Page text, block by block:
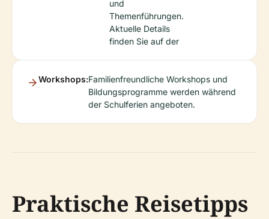
und
Themenführungen.
Aktuelle Details
finden Sie auf der
Workshops:Familienfreundliche Workshops und
Bildungsprogramme werden während
der Schulferien angeboten.
Praktische Reisetipps